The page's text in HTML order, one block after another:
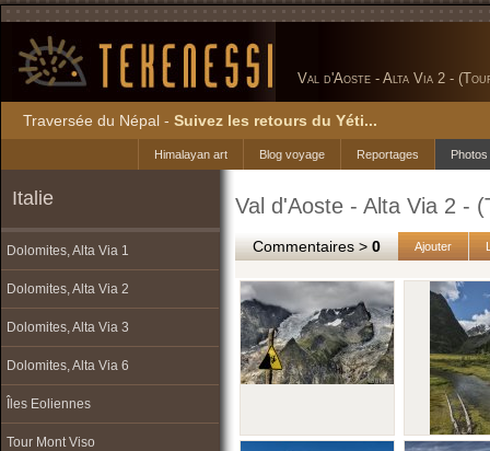
Val d'Aoste - Alta Via 2 -
Traversée du Népal - Suivez les retours du Yéti...
Photos
Reportages
Blog voyage
Himalayan art
Italie
Dolomites, Alta Via 1
Dolomites, Alta Via 2
Dolomites, Alta Via 3
Dolomites, Alta Via 6
Îles Eoliennes
Tour Mont Viso
Val d'Aoste - Alta Via 2 -
Commentaires >0 Ajouter